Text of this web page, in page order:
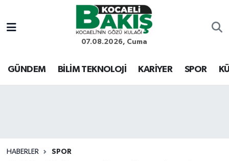
07.08.2026, Cuma
GÜNDEM BİLİM TEKNOLOJİ KARİYER SPOR
HABERLER SPOR
Kocaeli Nöbetçi Eczaneler
Kocaeli Hava Durumu